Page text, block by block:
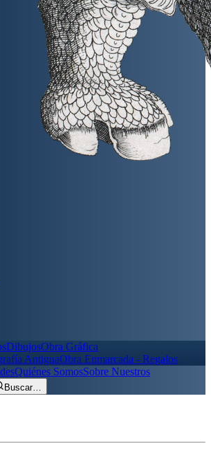
DibujosObra Gráfica
AntiguaObra Enmarcada - Regalos
Quiénes SomosSobre Nuestros
Buscar…